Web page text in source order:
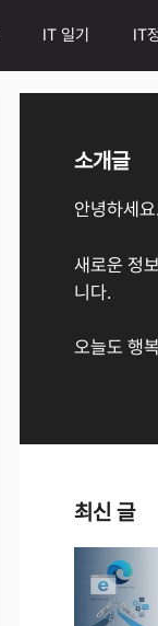
IT 일기 IT
소개글
안녕하세
새로운 정
니다.
오늘도 행
최신 글